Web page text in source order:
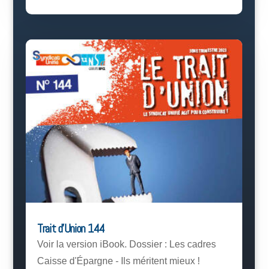
Trait d’Union 144
Voir la version iBook. Dossier : Les cadres
Caisse d'Épargne - Ils méritent mieux !